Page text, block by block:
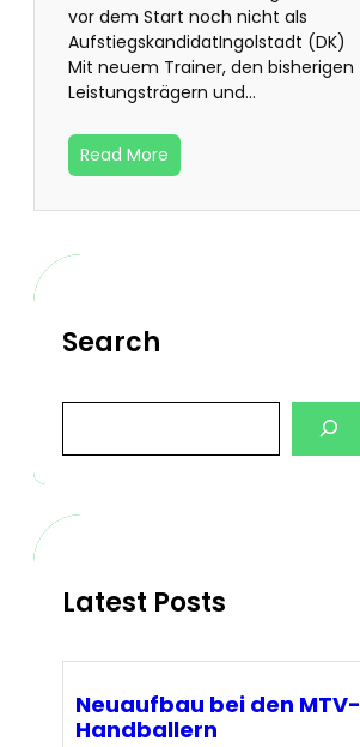
vor dem Start noch nicht als
AufstiegskandidatIngolstadt (DK)
Mit neuem Trainer, den bisherigen
Leistungsträgern und…
Read More
Search
a
c
Latest Posts
Neuaufbau bei den MTV-
Handballern